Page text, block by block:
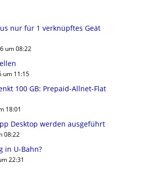
nur für 1 verknüpftes Geät
um 08:22
um 11:15
100 GB: Prepaid-Allnet-Flat
18:01
Desktop werden ausgeführt
08:22
in U-Bahn?
22:31